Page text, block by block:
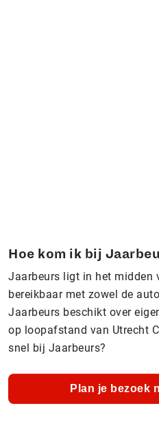
Hoe kom ik bij
Jaarbeurs ligt in het midden
bereikbaar met zowel de
Jaarbeurs beschikt over
op loopafstand van Utrecht
snel bij Jaarbeurs?
Plan je bezoek